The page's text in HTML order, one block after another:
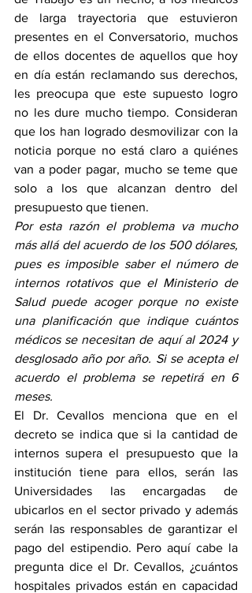
de larga trayectoria que estuvieron
presentes en el Conversatorio, muchos
de ellos docentes de aquellos que hoy
en día están reclamando sus derechos,
les preocupa que este supuesto logro
no les dure mucho tiempo. Consideran
que los han logrado desmovilizar con la
noticia porque no está claro a quiénes
van a poder pagar, mucho se teme que
solo a los que alcanzan dentro del
presupuesto que tienen.
Por esta razón el problema va mucho
más allá del acuerdo de los 500 dólares,
pues es imposible saber el número de
internos rotativos que el Ministerio de
Salud puede acoger porque no existe
una planificación que indique cuántos
médicos se necesitan de aquí al 2024 y
desglosado año por año. Si se acepta el
acuerdo el problema se repetirá en 6
meses.
El Dr. Cevallos menciona que en el
decreto se indica que si la cantidad de
internos supera el presupuesto que la
institución tiene para ellos, serán las
Universidades las encargadas de
ubicarlos en el sector privado y además
serán las responsables de garantizar el
pago del estipendio. Pero aquí cabe la
pregunta dice el Dr. Cevallos, ¿cuántos
hospitales privados están en capacidad